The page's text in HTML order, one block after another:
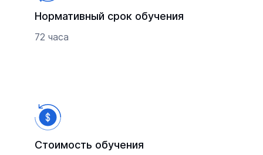
Нормативный срок обучения
72 часа
Стоимость обучения